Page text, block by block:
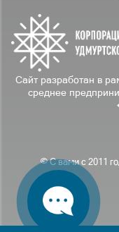
Сайт разработан в
среднее
© С вами с 2011